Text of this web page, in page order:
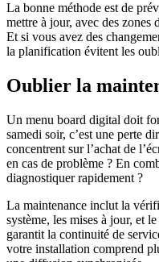
La bonne méthode est de
mettre à jour, avec des zones
Et si vous avez des
la planification évitent les
Oublier la
Un menu board digital doit
samedi soir, c’est une perte
concentrent sur l’achat de
en cas de problème ? En
diagnostiquer rapidement ?
La maintenance inclut la
système, les mises à jour, et
garantit la continuité de
votre installation comprend